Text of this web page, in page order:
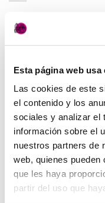
Esta página web usa
Las cookies de este
el contenido y los
sociales y analizar el
información sobre el
nuestros partners de
web, quienes pueden
que les haya
partir del uso que
Elisièr
Elisièr
48,00€ El
Paleta de
32,99€ El
Maquíllate